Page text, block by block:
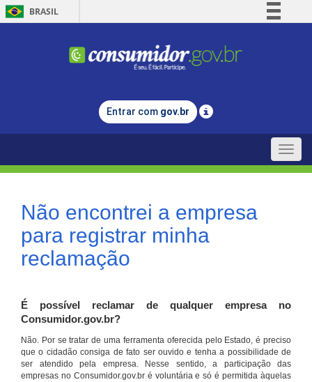
BRASIL
Comunica BR
Legislação
Entrar com gov.br
Toggle
Não encontrei a empresa
para registrar minha
reclamação
É possível reclamar de qualquer empresa no
Consumidor.gov.br?
Não. Por se tratar de uma ferramenta oferecida pelo Estado, é preciso
que o cidadão consiga de fato ser ouvido e tenha a possibilidade de
ser atendido pela empresa. Nesse sentido, a participação das
empresas no Consumidor.gov.br é voluntária e só é permitida àquelas